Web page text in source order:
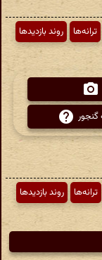
ترانه‌ها
روند بازدیدها
گنجور
ترانه‌ها
روند بازدیدها